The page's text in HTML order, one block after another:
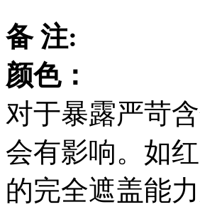
备 注:
颜色：
对于暴露严苛
会有影响。如
的完全遮盖能